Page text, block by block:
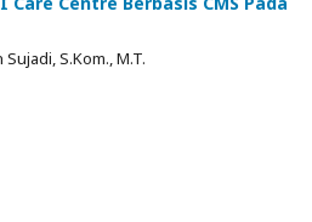
S.Kom., M.T.